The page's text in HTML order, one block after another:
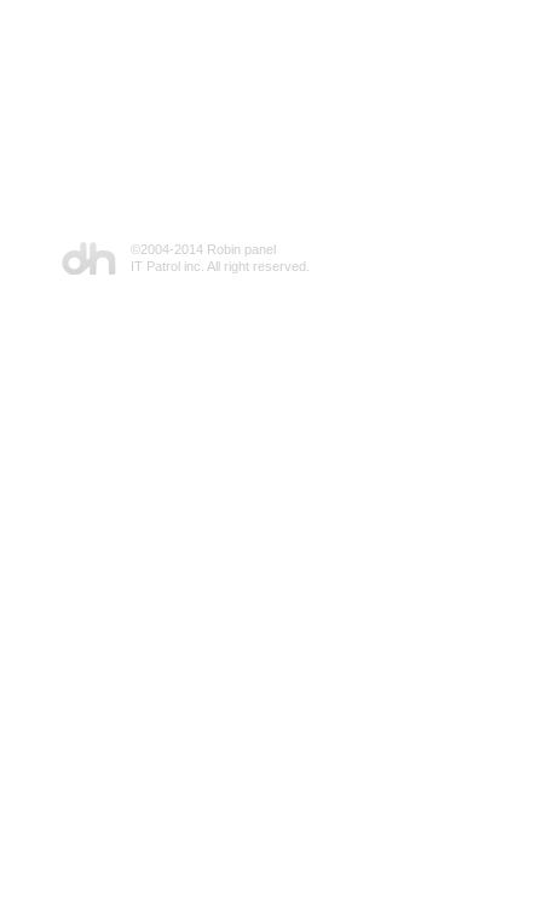
©2004-2014 Robin panel
IT Patrol inc. All right reserved.